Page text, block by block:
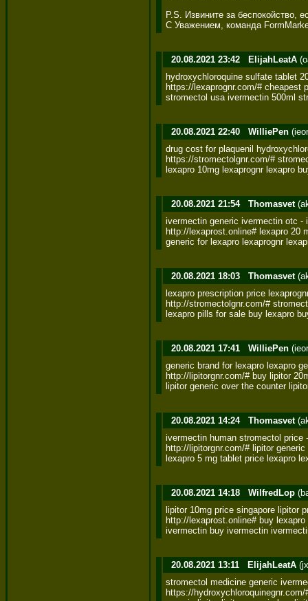
P.S. Извините за
С Уважением, команда
20.08.2021 23:42 ElijahLeatA
hydroxychloroquine sulfate tablet
https://lexaprognr.com/# cheapest
stromectol usa ivermectin 500ml
20.08.2021 22:40 WilliePen
drug cost for plaquenil
https://stromectolgnr.com/#
lexapro 10mg lexaprognr lexapro
20.08.2021 21:54 Thomasvet
ivermectin generic ivermectin otc
http://lexaprost.online# lexapro 20
generic for lexapro lexaprognr
20.08.2021 18:03 Thomasvet
lexapro prescription price
http://stromectolgnr.com/#
lexapro pills for sale buy lexapro
20.08.2021 17:41 WilliePen
generic brand for lexapro lexapro
http://lipitorgnr.com/# buy lipitor
lipitor generic over the counter
20.08.2021 14:24 Thomasvet
ivermectin human stromectol
http://lipitorgnr.com/# lipitor generic
lexapro 5 mg tablet price lexapro
20.08.2021 14:18 WilfredLop
lipitor 10mg price singapore lipitor
http://lexaprost.online# buy
ivermectin buy ivermectin
20.08.2021 13:11 ElijahLeatA
stromectol medicine generic
https://